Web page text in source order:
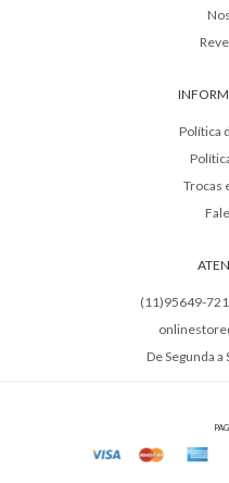
Política
Trocas
(11)95649-
De Segunda a